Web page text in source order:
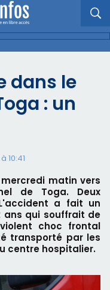
dans le
: un
10:41
matin vers
de Toga. Deux
a fait un
ans qui souffrait de
choc frontal
transporté par les
centre hospitalier.